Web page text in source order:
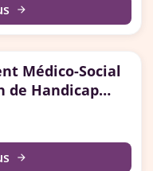
arrow_forward
Médico-Social
de Handicap
arrow_forward